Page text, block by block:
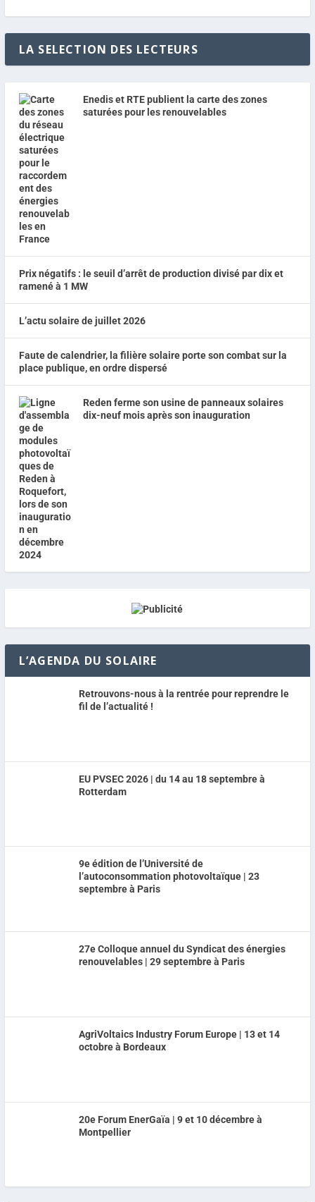
LA SELECTION DES LECTEURS
Enedis et RTE publient la carte des zones
saturées pour les renouvelables
Prix négatifs : le seuil d’arrêt de production divisé par dix et
ramené à 1 MW
L’actu solaire de juillet 2026
Faute de calendrier, la filière solaire porte son combat sur la
place publique, en ordre dispersé
Reden ferme son usine de panneaux solaires
dix-neuf mois après son inauguration
L’AGENDA DU SOLAIRE
Retrouvons-nous à la rentrée pour reprendre le
fil de l’actualité !
EU PVSEC 2026 | du 14 au 18 septembre à
Rotterdam
9e édition de l’Université de
l’autoconsommation photovoltaïque | 23
septembre à Paris
27e Colloque annuel du Syndicat des énergies
renouvelables | 29 septembre à Paris
AgriVoltaics Industry Forum Europe | 13 et 14
octobre à Bordeaux
20e Forum EnerGaïa | 9 et 10 décembre à
Montpellier